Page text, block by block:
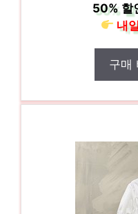
50%할
내
구매